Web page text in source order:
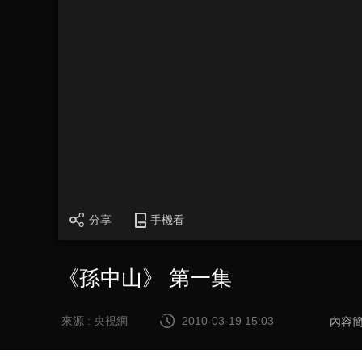
分享 手機看
《孫中山》 第一集
來源 : 央視網 2010-03-19 15:03 內容